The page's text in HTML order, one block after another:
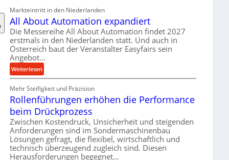
r
s
o
r
g
u
n
g
e
n
t
p
a
n
n
c
h
i
n
e
n
a
u
-
B
e
s
t
Markteintritt in den Niederlanden
All About Automation expandiert
Die Messereihe All About Automation findet 2027
erstmals in den Niederlanden statt. Und auch in
Österreich baut der Veranstalter Easyfairs sein
Angebot…
Weiterlesen:
A
l
l
b
o
u
t
A
Mehr Steifigkeit und Präzision
Rollenführungen erhöhen die Performance
beim Drückprozess
Zwischen Kostendruck, Unsicherheit und steigenden
Anforderungen sind im Sondermaschinenbau
Lösungen gefragt, die flexibel, wirtschaftlich und
technisch überzeugend zugleich sind. Diesen
Herausforderungen begegnet…